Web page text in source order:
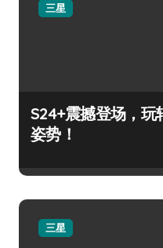
三星
S24+震撼登场，玩
姿势！
三星